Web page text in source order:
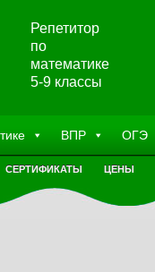
Репетитор
по
математике
5-9 классы
ВПР ОГЭ
СЕРТИФИКАТЫ ЦЕНЫ